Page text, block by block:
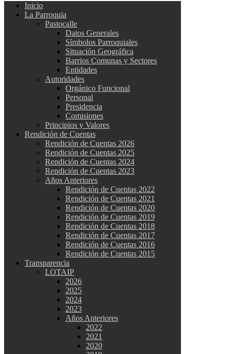
Inicio
La Parroquia
Pastocalle
Datos Generales
Símbolos Parroquiales
Situación Geográfica
Barrios Comunas y Sectores
Entidades
Autoridades
Orgánico Funcional
Personal
Presidencia
Comisiones
Principios y Valores
Rendición de Cuentas
Rendición de Cuentas 2026
Rendición de Cuentas 2025
Rendición de Cuentas 2024
Rendición de Cuentas 2023
Años Anteriores
Rendición de Cuentas 2022
Rendición de Cuentas 2021
Rendición de Cuentas 2020
Rendición de Cuentas 2019
Rendición de Cuentas 2018
Rendición de Cuentas 2017
Rendición de Cuentas 2016
Rendición de Cuentas 2015
Transparencia
LOTAIP
2026
2025
2024
2023
Años Anteriores
2022
2021
2020